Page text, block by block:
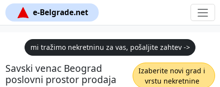
e-Belgrade.net
mi tražimo nekretninu za vas, pošaljite zahtev ->
Savski venac Beograd
poslovni prostor prodaja
Izaberite novi grad i
vrstu nekretnine